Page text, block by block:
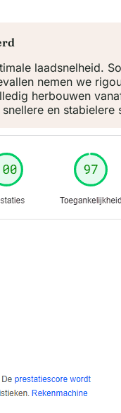
laadsnelheid.
nemen we
herbouwen
en stabielere